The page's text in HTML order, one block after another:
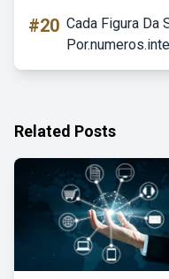
#20 Cada Figura Da
Related Posts